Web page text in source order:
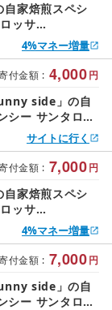
家焙煎スペシ
ッサ
自家焙煎 スペ
高品質 アラビカ
無料 [137S17]
4%マネー増量
付金額 : 4,000円
side」の自
シー サンタロッ
サイトに行く
付金額 : 7,000円
家焙煎スペシ
ッサ
自家焙煎 スペ
高品質 アラビカ
無料 [137S20]
4%マネー増量
付金額 : 7,000円
side」の自
シー サンタロッ